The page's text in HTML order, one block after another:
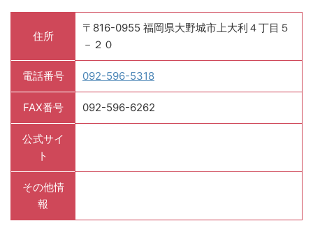
住所
〒816-0955 福岡県大野城市上大利４丁目５
－２０
電話番号 092-596-5318
FAX番号 092-596-6262
公式サイ
ト
その他情
報